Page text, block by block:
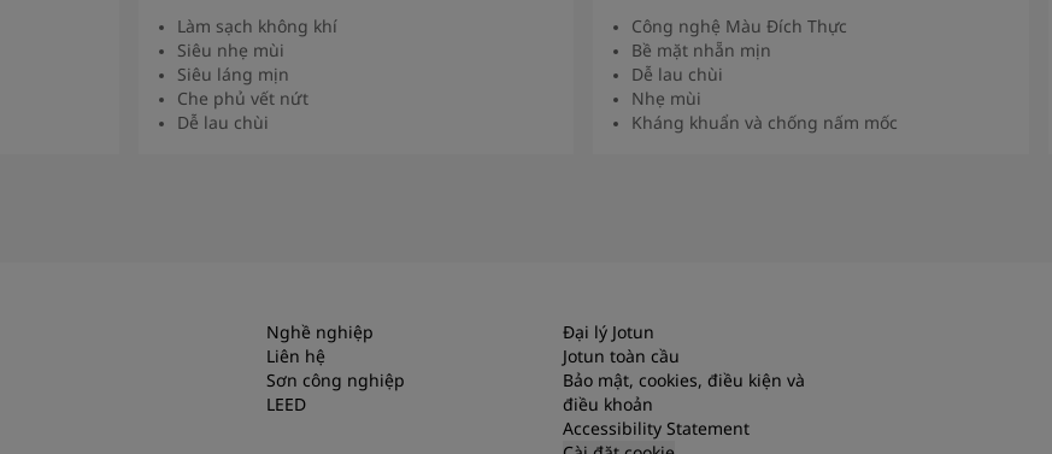
Làm sạch không khí
Siêu nhẹ mùi
Siêu láng mịn
Che phủ vết nứt
Dễ lau chùi
Công nghệ Màu Đích Thực
Bề mặt nhẵn mịn
Dễ lau chùi
Nhẹ mùi
Kháng khuẩn và chống nấm mốc
Nghề nghiệp
Liên hệ
Sơn công nghiệp
LEED
Đại lý Jotun
Jotun toàn cầu
Bảo mật, cookies, điều kiện và
điều khoản
Accessibility Statement